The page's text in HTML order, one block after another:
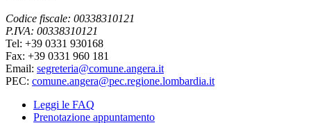
Codice fiscale: 00338310121
P.IVA: 00338310121
Tel: +39 0331 930168
Fax: +39 0331 960 181
Email: segreteria@comune.angera.it
PEC: comune.angera@pec.regione.lombardia.it
Leggi le FAQ
Prenotazione appuntamento